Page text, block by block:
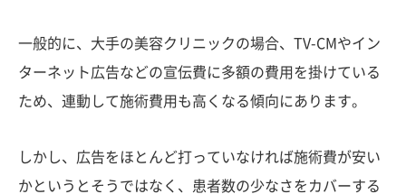
一般的に、大手の美容クリニックの場合、TV-CMやイン
ターネット広告などの宣伝費に多額の費用を掛けている
ため、連動して施術費用も高くなる傾向にあります。
しかし、広告をほとんど打っていなければ施術費が安い
かというとそうではなく、患者数の少なさをカバーする